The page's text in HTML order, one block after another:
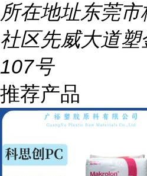
所在地址东莞市
社区先威大道
107号
推荐产品